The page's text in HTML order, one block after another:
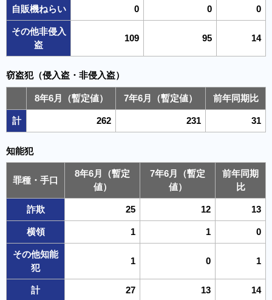
自販機ねらい 0 0 0
その他非侵入
盗
109 95 14
窃盗犯（侵入盗・非侵入盗）
8年6月（暫定値） 7年6月（暫定値） 前年同期比
計 262 231 31
知能犯
罪種・手口
8年6月（暫定
値）
7年6月（暫定
値）
前年同期
比
詐欺 25 12 13
横領 1 1 0
その他知能
犯
1 0 1
計 27 13 14